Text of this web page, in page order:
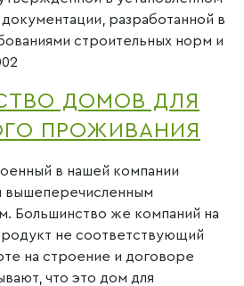
разработанной в
строительных норм и
ДОМОВ ДЛЯ
ПРОЖИВАНИЯ
в нашей компании
вышеперечисленным
Большинство же компаний на
не соответствующий
на строение и договоре
что это дом для